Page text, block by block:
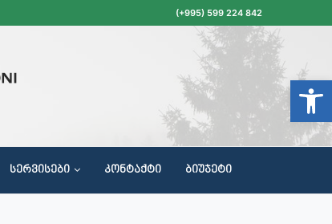
(+995) 599 224 842
ᲡᲔᲠᲕᲘᲡᲔᲑᲘ ᲙᲝᲜᲢᲐᲥᲢᲘ ᲑᲘᲣᲯᲔᲢᲘ